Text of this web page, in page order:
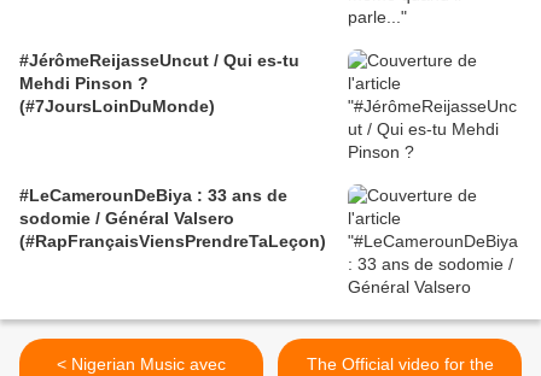
#JérômeReijasseUncut / Qui es-tu
Mehdi Pinson ?
(#7JoursLoinDuMonde)
#LeCamerounDeBiya : 33 ans de
sodomie / Général Valsero
(#RapFrançaisViensPrendreTaLeçon)
< Nigerian Music avec
The Official video for the